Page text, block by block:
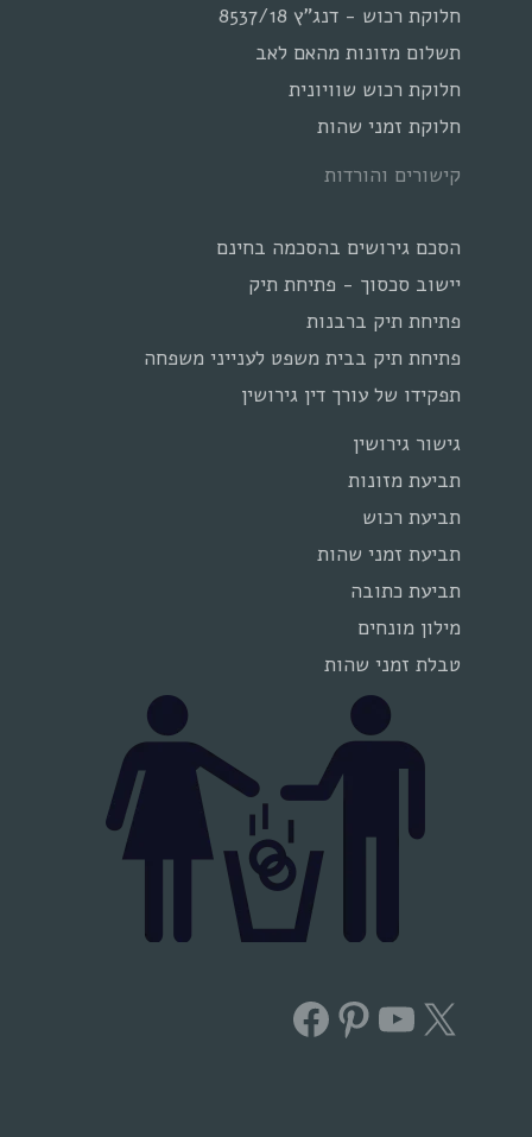
חלוקת רכוש - דנג"ץ 8537/18
תשלום מזונות מהאם לאב
חלוקת רכוש שוויונית
חלוקת זמני שהות
קישורים והורדות
הסכם גירושים בהסכמה בחינם
יישוב סכסוך - פתיחת תיק
פתיחת תיק ברבנות
פתיחת תיק בבית משפט לענייני משפחה
תפקידו של עורך דין גירושין
גישור גירושין
תביעת מזונות
תביעת רכוש
תביעת זמני שהות
תביעת כתובה
מילון מונחים
טבלת זמני שהות
X
YouTube
Pinterest
Facebook